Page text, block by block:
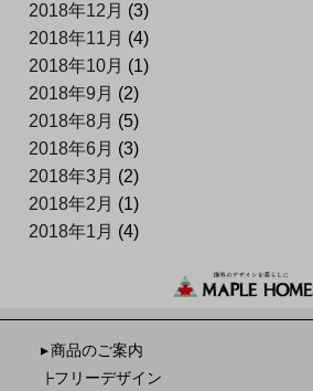
2018年12月 (3)
2018年11月 (4)
2018年10月 (1)
2018年9月 (2)
2018年8月 (5)
2018年6月 (3)
2018年3月 (2)
2018年2月 (1)
2018年1月 (4)
▼ 商品のご案内
┣フリーデザイン